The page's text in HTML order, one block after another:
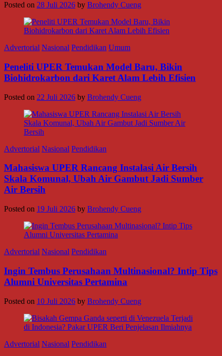
Posted on 28 Juli 2026 by Brohendy Cueng
Advertorial Nasional Pendidikan Umum
Peneliti UPER Temukan Model Baru, Bikin
Biohidrokarbon dari Karet Alam Lebih Efisien
Posted on 22 Juli 2026 by Brohendy Cueng
Advertorial Nasional Pendidikan
Mahasiswa UPER Rancang Instalasi Air Bersih
Skala Komunal, Ubah Air Gambut Jadi Sumber
Air Bersih
Posted on 19 Juli 2026 by Brohendy Cueng
Advertorial Nasional Pendidikan
Ingin Tembus Perusahaan Multinasional? Intip Tips
Alumni Universitas Pertamina
Posted on 10 Juli 2026 by Brohendy Cueng
Advertorial Nasional Pendidikan